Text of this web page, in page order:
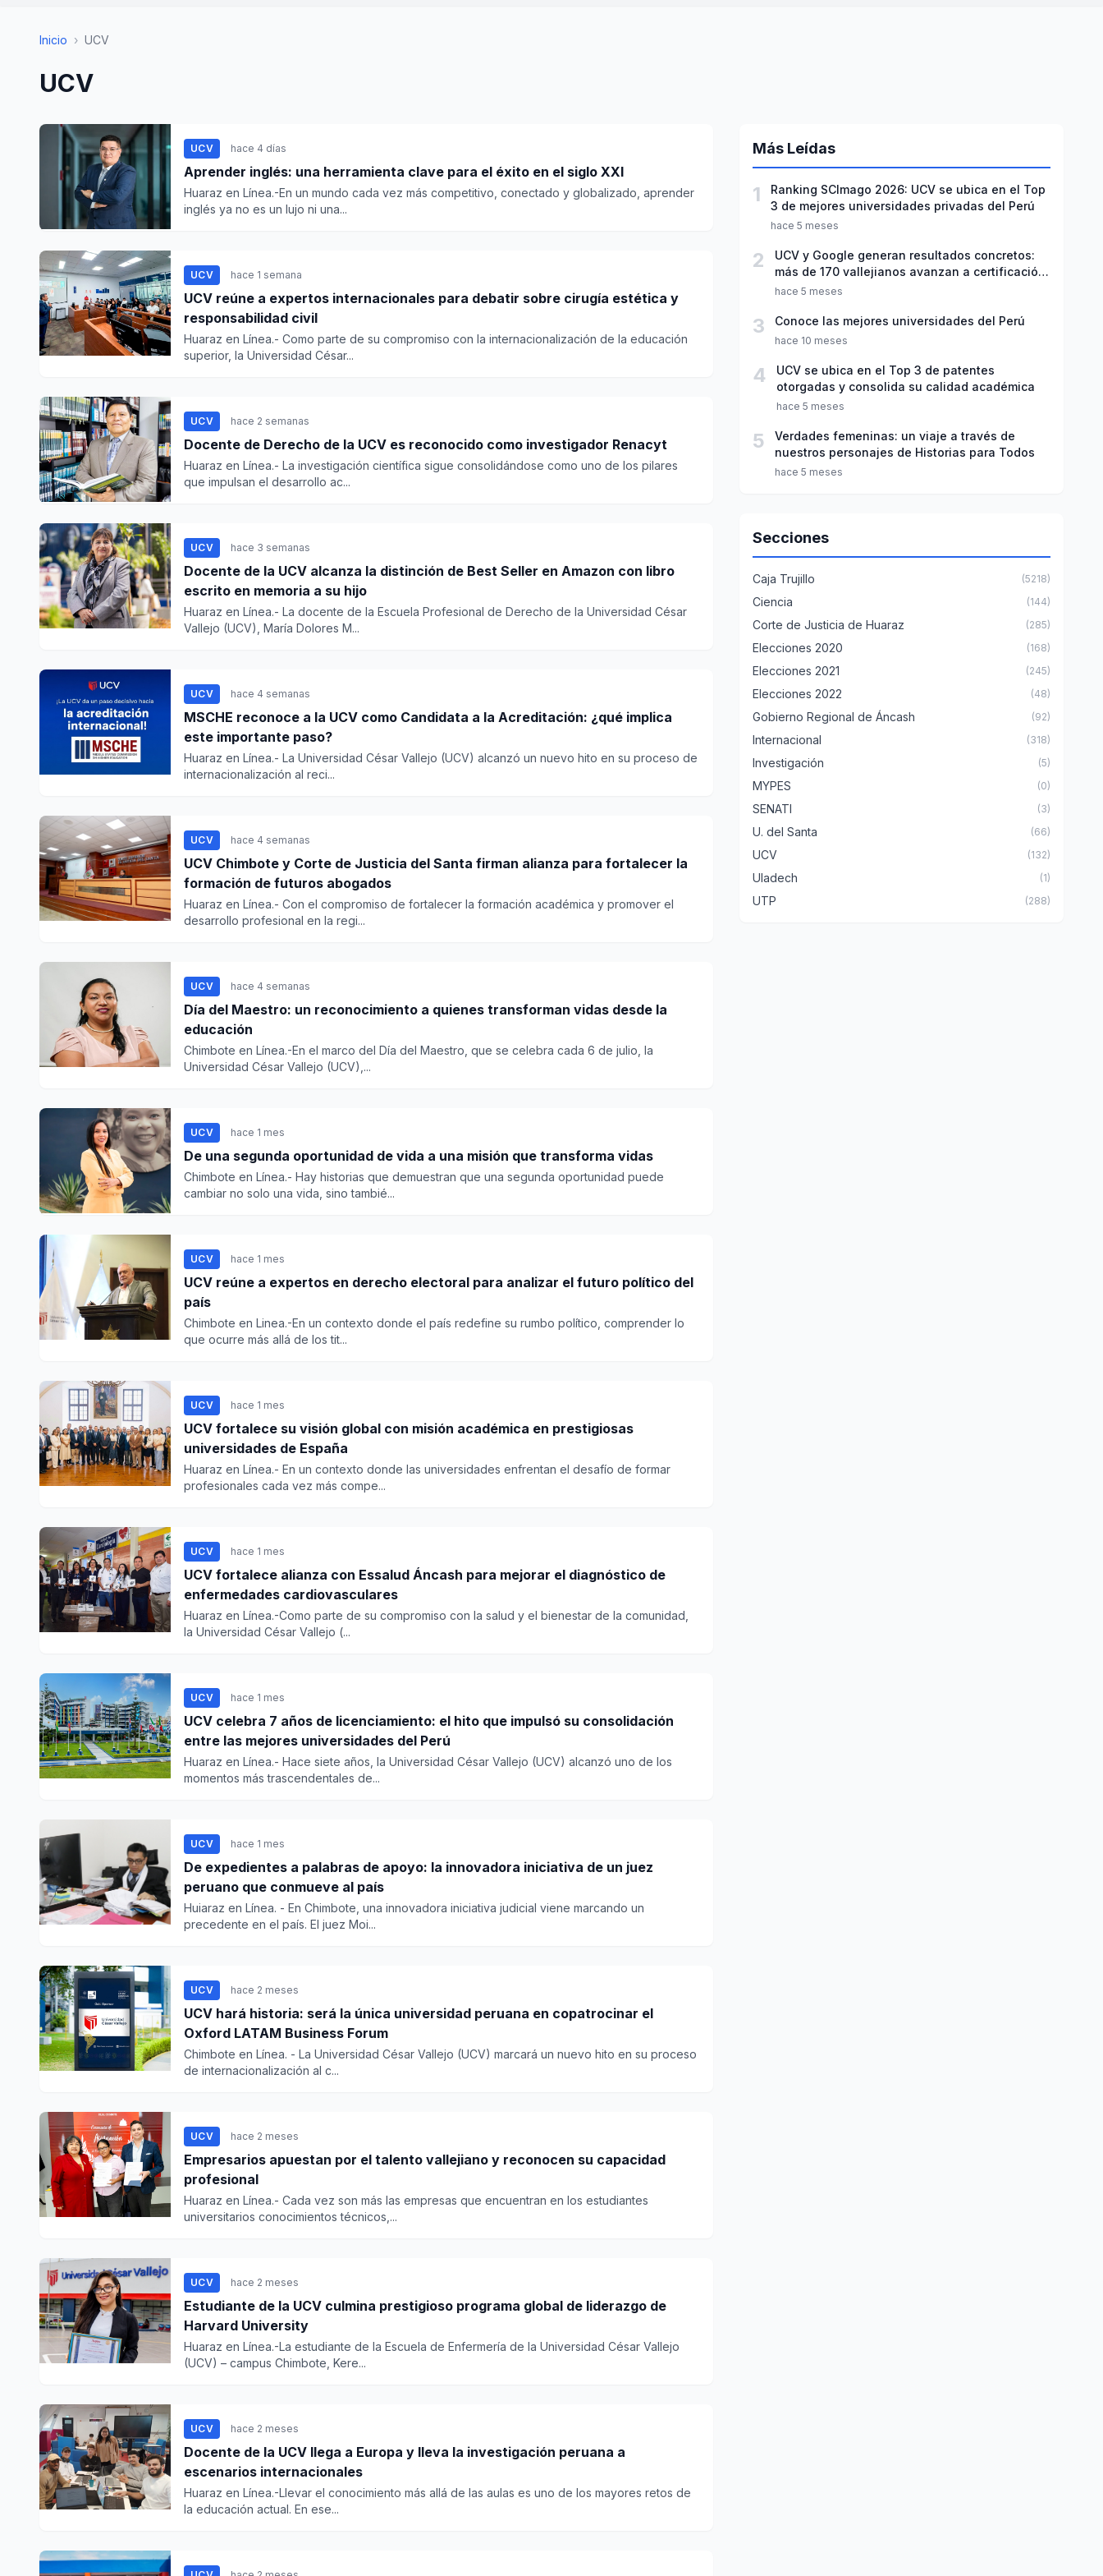
Inicio › UCV
UCV
UCV hace 4 días
Aprender inglés: una herramienta clave para el éxito en el siglo XXI
Huaraz en Línea.-En un mundo cada vez más competitivo, conectado y globalizado, aprender
inglés ya no es un lujo ni una...
UCV hace 1 semana
UCV reúne a expertos internacionales para debatir sobre cirugía estética y
responsabilidad civil
Huaraz en Línea.- Como parte de su compromiso con la internacionalización de la educación
superior, la Universidad César...
UCV hace 2 semanas
Docente de Derecho de la UCV es reconocido como investigador Renacyt
Huaraz en Línea.- La investigación científica sigue consolidándose como uno de los pilares
que impulsan el desarrollo ac...
UCV hace 3 semanas
Docente de la UCV alcanza la distinción de Best Seller en Amazon con libro
escrito en memoria a su hijo
Huaraz en Línea.- La docente de la Escuela Profesional de Derecho de la Universidad César
Vallejo (UCV), María Dolores M...
UCV hace 4 semanas
MSCHE reconoce a la UCV como Candidata a la Acreditación: ¿qué implica
este importante paso?
Huaraz en Línea.- La Universidad César Vallejo (UCV) alcanzó un nuevo hito en su proceso de
internacionalización al reci...
UCV hace 4 semanas
UCV Chimbote y Corte de Justicia del Santa firman alianza para fortalecer la
formación de futuros abogados
Huaraz en Línea.- Con el compromiso de fortalecer la formación académica y promover el
desarrollo profesional en la regi...
UCV hace 4 semanas
Día del Maestro: un reconocimiento a quienes transforman vidas desde la
educación
Chimbote en Línea.-En el marco del Día del Maestro, que se celebra cada 6 de julio, la
Universidad César Vallejo (UCV),...
UCV hace 1 mes
De una segunda oportunidad de vida a una misión que transforma vidas
Chimbote en Línea.- Hay historias que demuestran que una segunda oportunidad puede
cambiar no solo una vida, sino tambié...
UCV hace 1 mes
UCV reúne a expertos en derecho electoral para analizar el futuro político del
país
Chimbote en Linea.-En un contexto donde el país redefine su rumbo político, comprender lo
que ocurre más allá de los tit...
UCV hace 1 mes
UCV fortalece su visión global con misión académica en prestigiosas
universidades de España
Huaraz en Línea.- En un contexto donde las universidades enfrentan el desafío de formar
profesionales cada vez más compe...
UCV hace 1 mes
UCV fortalece alianza con Essalud Áncash para mejorar el diagnóstico de
enfermedades cardiovasculares
Huaraz en Línea.-Como parte de su compromiso con la salud y el bienestar de la comunidad,
la Universidad César Vallejo (...
UCV hace 1 mes
UCV celebra 7 años de licenciamiento: el hito que impulsó su consolidación
entre las mejores universidades del Perú
Huaraz en Línea.- Hace siete años, la Universidad César Vallejo (UCV) alcanzó uno de los
momentos más trascendentales de...
UCV hace 1 mes
De expedientes a palabras de apoyo: la innovadora iniciativa de un juez
peruano que conmueve al país
Huiaraz en Línea. - En Chimbote, una innovadora iniciativa judicial viene marcando un
precedente en el país. El juez Moi...
UCV hace 2 meses
UCV hará historia: será la única universidad peruana en copatrocinar el
Oxford LATAM Business Forum
Chimbote en Línea. - La Universidad César Vallejo (UCV) marcará un nuevo hito en su proceso
de internacionalización al c...
UCV hace 2 meses
Empresarios apuestan por el talento vallejiano y reconocen su capacidad
profesional
Huaraz en Línea.- Cada vez son más las empresas que encuentran en los estudiantes
universitarios conocimientos técnicos,...
UCV hace 2 meses
Estudiante de la UCV culmina prestigioso programa global de liderazgo de
Harvard University
Huaraz en Línea.-La estudiante de la Escuela de Enfermería de la Universidad César Vallejo
(UCV) – campus Chimbote, Kere...
UCV hace 2 meses
Docente de la UCV llega a Europa y lleva la investigación peruana a
escenarios internacionales
Huaraz en Línea.-Llevar el conocimiento más allá de las aulas es uno de los mayores retos de
la educación actual. En ese...
Más Leídas
1
Ranking SCImago 2026: UCV se ubica en el Top
3 de mejores universidades privadas del Perú
hace 5 meses
2
UCV y Google generan resultados concretos:
más de 170 vallejianos avanzan a certificación
oficial
hace 5 meses
3 Conoce las mejores universidades del Perú
hace 10 meses
4
UCV se ubica en el Top 3 de patentes
otorgadas y consolida su calidad académica
hace 5 meses
5
Verdades femeninas: un viaje a través de
nuestros personajes de Historias para Todos
hace 5 meses
Secciones
Caja Trujillo (5218)
Ciencia (144)
Corte de Justicia de Huaraz (285)
Elecciones 2020 (168)
Elecciones 2021 (245)
Elecciones 2022 (48)
Gobierno Regional de Áncash (92)
Internacional (318)
Investigación (5)
MYPES (0)
SENATI (3)
U. del Santa (66)
UCV (132)
Uladech (1)
UTP (288)